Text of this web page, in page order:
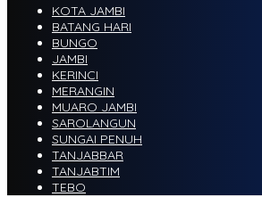
KOTA JAMBI
BATANG HARI
BUNGO
JAMBI
KERINCI
MERANGIN
MUARO JAMBI
SAROLANGUN
SUNGAI PENUH
TANJABBAR
TANJABTIM
TEBO